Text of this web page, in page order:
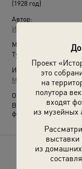
Проект
это
на
полутора
входят
из музейных
выставки
из
(1928 год)
Автор:
Иван Панов
Место съемки:
Туркменская ССР
Источники:
МАММ / МДФ
О фотографии:
Выставка
фотографией.